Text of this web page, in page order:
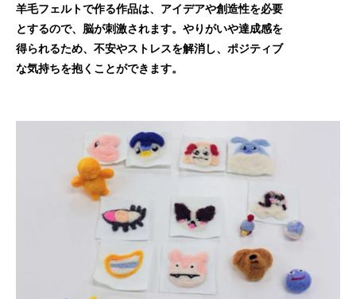
羊毛フェルトで作る作品は、アイデアや創造性を必要
とするので、脳が刺激されます。やりがいや達成感を
得られるため、不安やストレスを解消し、ポジティブ
な気持ちを抱くことができます。